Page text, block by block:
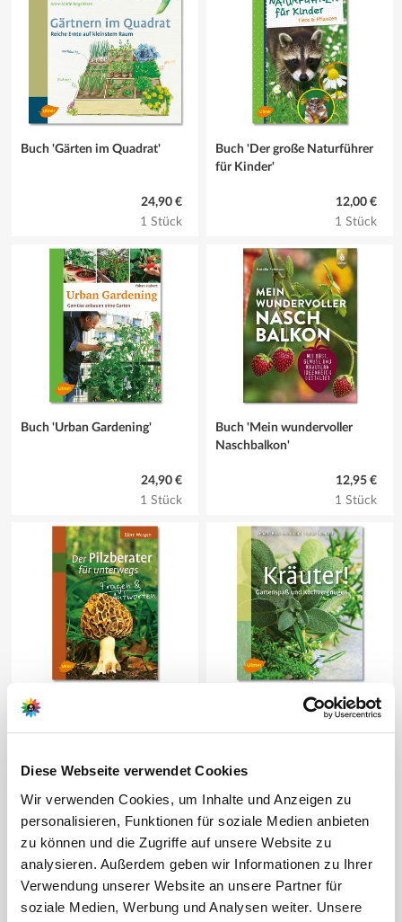
Diese Webseite verwendet Cookies
Wir verwenden Cookies, um Inhalte und Anzeigen zu
personalisieren, Funktionen für soziale Medien anbieten
zu können und die Zugriffe auf unsere Website zu
analysieren. Außerdem geben wir Informationen zu Ihrer
Verwendung unserer Website an unsere Partner für
soziale Medien, Werbung und Analysen weiter. Unsere
Buch 'Gärten im Quadrat'
24,90 €
1 Stück
Buch 'Der große Naturführer
für Kinder'
12,00 €
1 Stück
Buch 'Urban Gardening'
24,90 €
1 Stück
Buch 'Mein wundervoller
Naschbalkon'
12,95 €
1 Stück
Buch 'Der Pilzberater für
1 Stück